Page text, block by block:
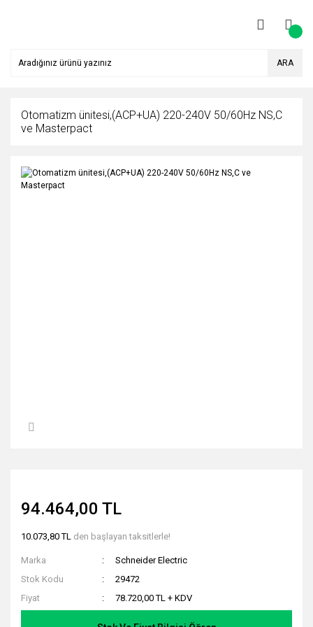
ARA
Otomatizm ünitesi,(ACP+UA) 220-240V 50/60Hz NS,C
ve Masterpact
94.464,00 TL
10.073,80 TL den başlayan taksitlerle!
Marka
Schneider Electric
Stok Kodu
29472
Fiyat
78.720,00 TL + KDV